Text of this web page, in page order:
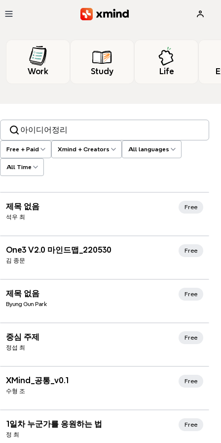
Work Study Life
Free + Paid Xmind + Creators All languages
All Time
Search templates, tags…
제목 없음
석우 최
Free
One3 V2.0 마인드맵_220530
김 종문
Free
제목 없음
Byung Gun Park
Free
중심 주제
정섭 최
Free
Xmind Favorites
XMind_공통_v0.1
수형 조
Free
1일차 누군가를 응원하는 법
정 최
Free